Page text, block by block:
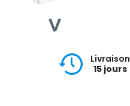
Livraison
15 jours